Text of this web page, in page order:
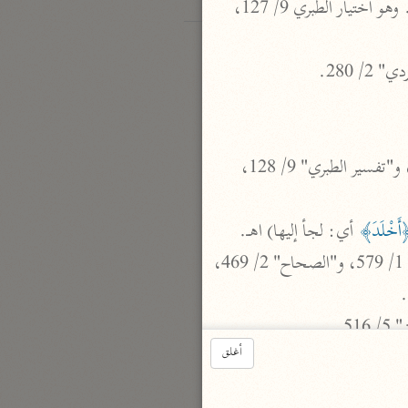
أي: لجأ إليها) اهـ.
مالك بن نويرة بن جمرة بن شداد اليربوعي التميمي، أبو حنظلة، شاعر فحل، وفارس مغوار، من أرداف الملوك في الجاهلية. يقال له: أغلق